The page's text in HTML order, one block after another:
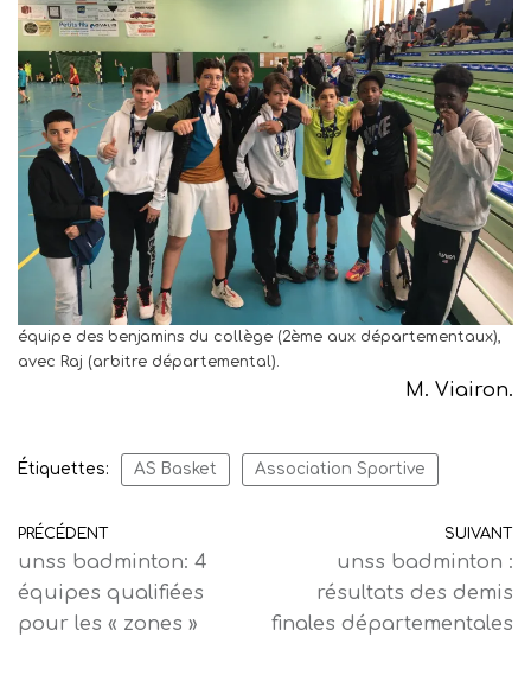
équipe des benjamins du collège (2ème aux départementaux),
avec Raj (arbitre départemental).
M. Viairon.
Étiquettes: AS Basket Association Sportive
PRÉCÉDENT
unss badminton: 4
équipes qualifiées
pour les « zones »
SUIVANT
unss badminton :
résultats des demis
finales départementales